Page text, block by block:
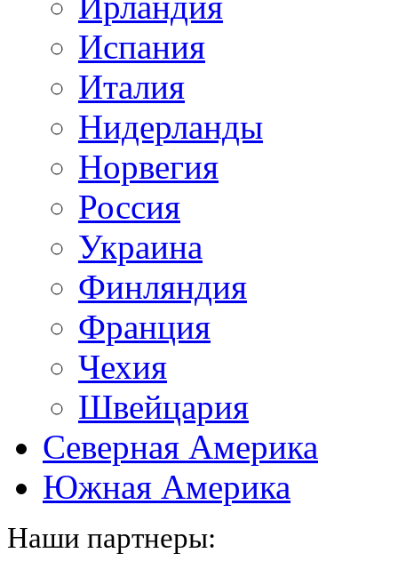
Испания
Италия
Нидерланды
Норвегия
Россия
Украина
Финляндия
Франция
Чехия
Швейцария
Северная Америка
Южная Америка
Наши партнеры: